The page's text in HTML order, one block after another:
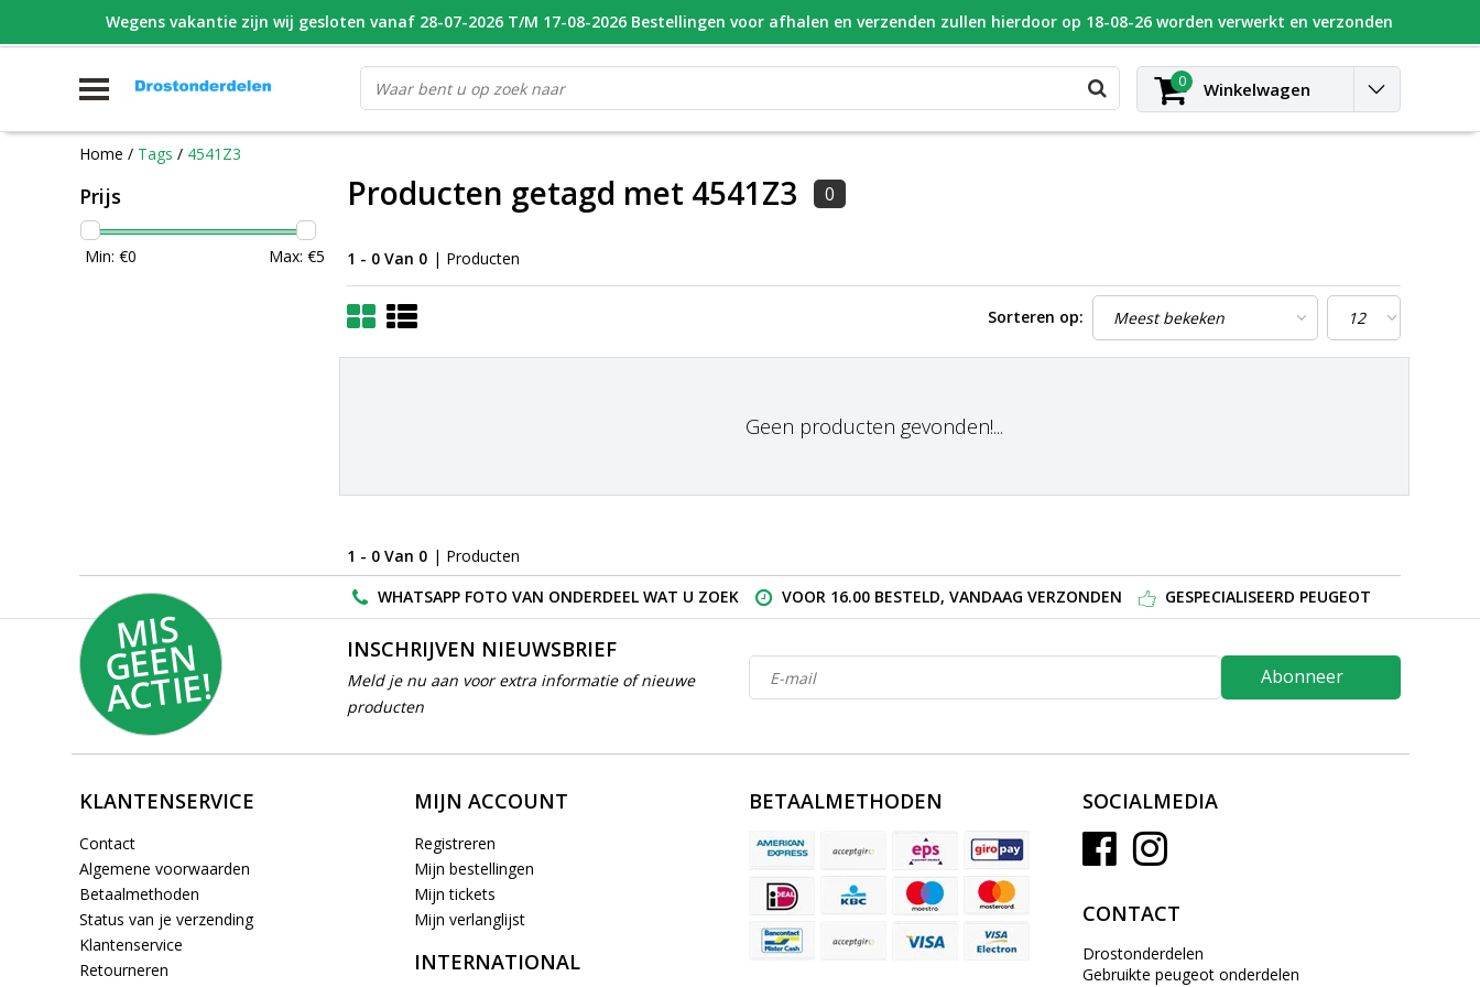
WHATSAPP FOTO VAN ONDERDEEL WAT U ZOEK VOOR 16.00 BESTELD, VANDAAG VERZONDEN GESPECIALISEERD PEUGEOT Blog Contact Inloggen
0 Winkelwagen
Home / Tags / 4541Z3
Prijs
Min: €0 Max: €5
Producten getagd met 4541Z3 0
1 - 0 Van 0 | Producten
Sorteren op:
Geen producten gevonden!...
1 - 0 Van 0 | Producten
WHATSAPP FOTO VAN ONDERDEEL WAT U ZOEK
VOOR 16.00 BESTELD, VANDAAG VERZONDEN GESPECIALISEERD PEUGEOT
MI
S
G
E
E
N
A
C
TI
E!
INSCHRIJVEN NIEUWSBRIEF
Meld je nu aan voor extra informatie of nieuwe
producten
Abonneer
KLANTENSERVICE
Contact
Algemene voorwaarden
Betaalmethoden
Status van je verzending
Klantenservice
Retourneren
MIJN ACCOUNT
Registreren
Mijn bestellingen
Mijn tickets
Mijn verlanglijst
INTERNATIONAL
BETAALMETHODEN SOCIALMEDIA
CONTACT
Drostonderdelen
Gebruikte peugeot onderdelen
Wegens vakantie zijn wij gesloten vanaf 28-07-2026 T/M 17-08-2026 Bestellingen voor afhalen en verzenden zullen hierdoor op 18-08-26 worden verwerkt en verzonden